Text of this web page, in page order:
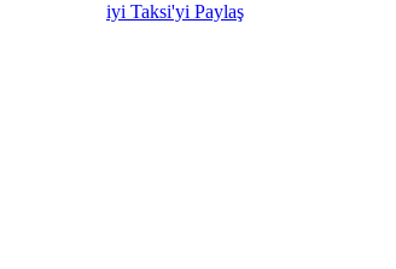
iyi Taksi'yi Paylaş